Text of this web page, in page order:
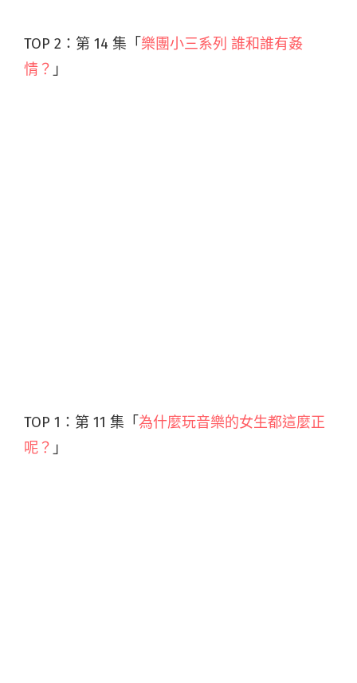
TOP 2：第 14 集「 樂團小三系列 誰和誰有姦
情？ 」
TOP 1：第 11 集「 為什麼玩音樂的女生都這麼正
呢？ 」